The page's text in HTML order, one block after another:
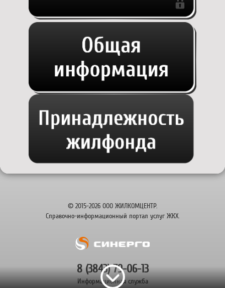
© 2015-2026 ООО ЖИЛКОМЦЕНТР.
Справочно-информационный портал услуг ЖКХ.
8 (3843) 79-06-13
Информационная служба